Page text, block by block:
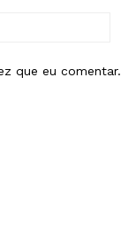
que eu comentar.